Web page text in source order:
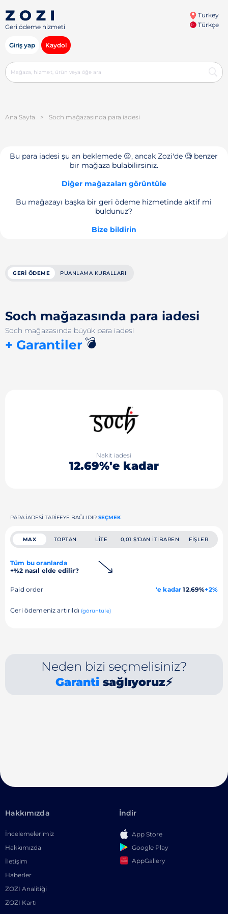
Geri ödeme hizmeti
Turkey
Türkçe
Giriş yap Kaydol
Ana Sayfa > Soch mağazasında para iadesi
Bu para iadesi şu an beklemede 😔, ancak Zozi'de 🧐 benzer
bir mağaza bulabilirsiniz.
Diğer mağazaları görüntüle
Bu mağazayı başka bir geri ödeme hizmetinde aktif mi
buldunuz?
Bize bildirin
GERI ÖDEME PUANLAMA KURALLARI
Soch mağazasında para iadesi
Soch mağazasında büyük para iadesi
+ Garantiler💣
Nakit iadesi
12.69%'e kadar
PARA IADESI TARIFEYE BAĞLIDIR SEÇMEK
MAX TOPTAN LITE 0,01 $'DAN ITIBAREN FIŞLER
Tüm bu oranlarda
+%2 nasıl elde edilir?
Paid order 'e kadar 12.69%+2%
Geri ödemeniz artırıldı (görüntüle)
Neden bizi seçmelisiniz?
Garanti sağlıyoruz⚡
Hakkımızda
İncelemelerimiz
Hakkımızda
İletişim
Haberler
ZOZI Analitiği
ZOZI Kartı
İndir
App Store
Google Play
AppGallery